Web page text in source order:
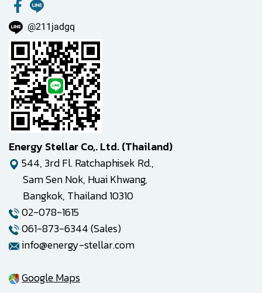
@211jadgq
Energy Stellar Co,. Ltd. (Thailand)
544, 3rd Fl. Ratchaphisek Rd.,
Sam Sen Nok, Huai Khwang,
Bangkok, Thailand 10310
02-078-1615
061-873-6344 (Sales)
info@energy-stellar.com
Google Maps